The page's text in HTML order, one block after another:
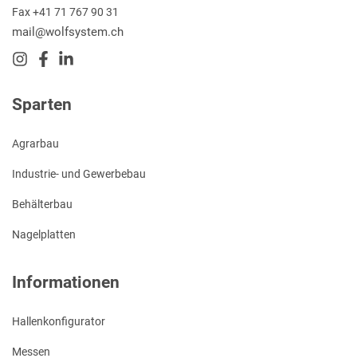
Fax +41 71 767 90 31
mail@wolfsystem.ch
Sparten
Agrarbau
Industrie- und Gewerbebau
Behälterbau
Nagelplatten
Informationen
Hallenkonfigurator
Messen